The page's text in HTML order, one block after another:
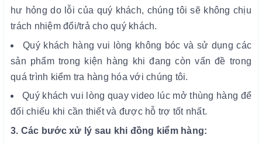
hư hỏng do lỗi của quý khách, chúng tôi sẽ không chịu
trách nhiệm đổi/trả cho quý khách.
Quý khách hàng vui lòng không bóc và sử dụng các
sản phẩm trong kiện hàng khi đang còn vấn đề trong
quá trình kiểm tra hàng hóa với chúng tôi.
Quý khách vui lòng quay video lúc mở thùng hàng để
đối chiếu khi cần thiết và được hỗ trợ tốt nhất.
3. Các bước xử lý sau khi đồng kiểm hàng: